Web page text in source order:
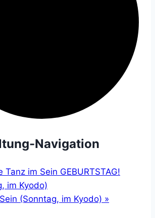
Navigation
Tanz im Sein GEBURTSTAG!
im Kyodo)
(Sonntag, im Kyodo) »